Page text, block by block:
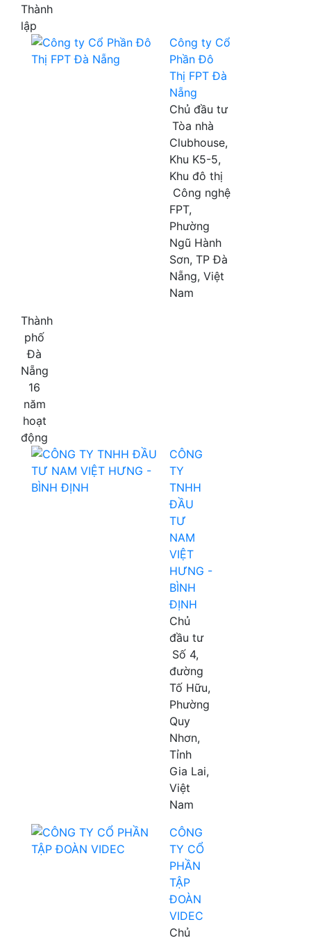
Thành
lập
Công ty Cổ
Phần Đô
Thị FPT Đà
Nẵng
Chủ đầu tư
Tòa nhà
Clubhouse,
Khu K5-5,
Khu đô thị
Công nghệ
FPT,
Phường
Ngũ Hành
Sơn, TP Đà
Nẵng, Việt
Nam
Thành
phố
Đà
Nẵng
16
năm
hoạt
động
CÔNG
TY
TNHH
ĐẦU
TƯ
NAM
VIỆT
HƯNG -
BÌNH
ĐỊNH
Chủ
đầu tư
Số 4,
đường
Tố Hữu,
Phường
Quy
Nhơn,
Tỉnh
Gia Lai,
Việt
Nam
CÔNG
TY CỔ
PHẦN
TẬP
ĐOÀN
VIDEC
Chủ